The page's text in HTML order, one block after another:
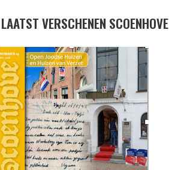
LAATST VERSCHENEN SCOENHOVE